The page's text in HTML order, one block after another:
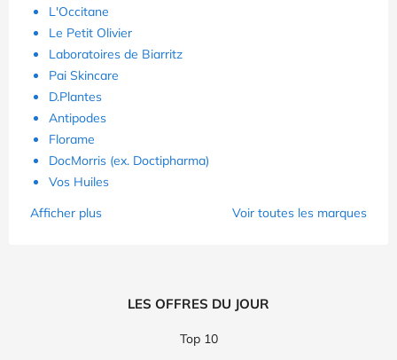
L'Occitane
Le Petit Olivier
Laboratoires de Biarritz
Pai Skincare
D.Plantes
Antipodes
Florame
DocMorris (ex. Doctipharma)
Vos Huiles
Afficher plus
Voir toutes les marques
LES OFFRES DU JOUR
Top 10